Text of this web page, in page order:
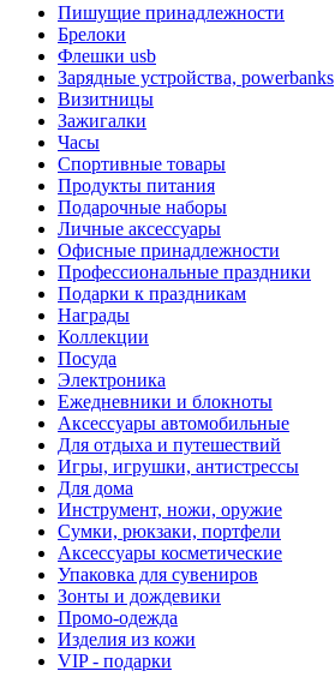
Пишущие принадлежности
Брелоки
Флешки usb
Зарядные устройства, powerbanks
Визитницы
Зажигалки
Часы
Спортивные товары
Продукты питания
Подарочные наборы
Личные аксессуары
Офисные принадлежности
Профессиональные праздники
Подарки к праздникам
Награды
Коллекции
Посуда
Электроника
Ежедневники и блокноты
Аксессуары автомобильные
Для отдыха и путешествий
Игры, игрушки, антистрессы
Для дома
Инструмент, ножи, оружие
Сумки, рюкзаки, портфели
Аксессуары косметические
Упаковка для сувениров
Зонты и дождевики
Промо-одежда
Изделия из кожи
VIP - подарки